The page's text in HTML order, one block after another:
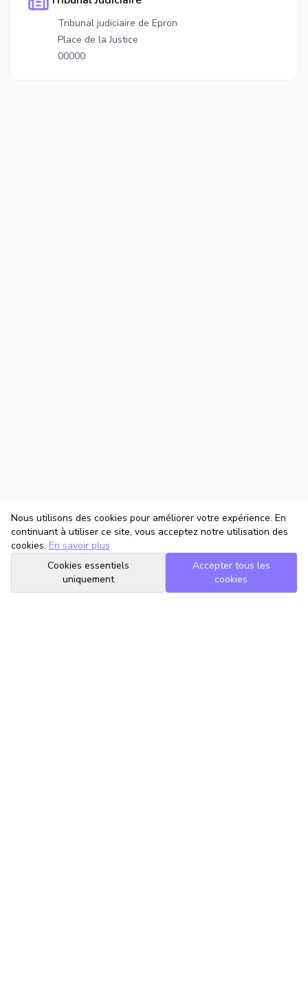
Tribunal judiciaire de Epron
Place de la Justice
00000
Nous utilisons des cookies pour améliorer votre expérience. En
continuant à utiliser ce site, vous acceptez notre utilisation des
cookies. En savoir plus
Cookies essentiels
uniquement
Accepter tous les
cookies